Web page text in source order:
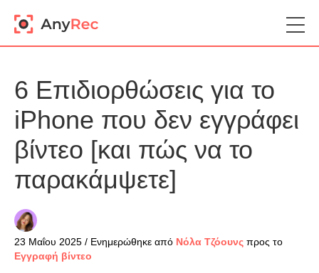
6 Επιδιορθώσεις για το
iPhone που δεν εγγράφει
βίντεο [και πώς να το
παρακάμψετε]
23 Μαΐου 2025 / Ενημερώθηκε από Νόλα Τζόουνς προς το
Εγγραφή βίντεο